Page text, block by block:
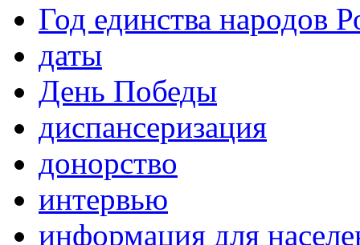
Год единства народов
даты
День Победы
диспансеризация
донорство
интервью
информация для